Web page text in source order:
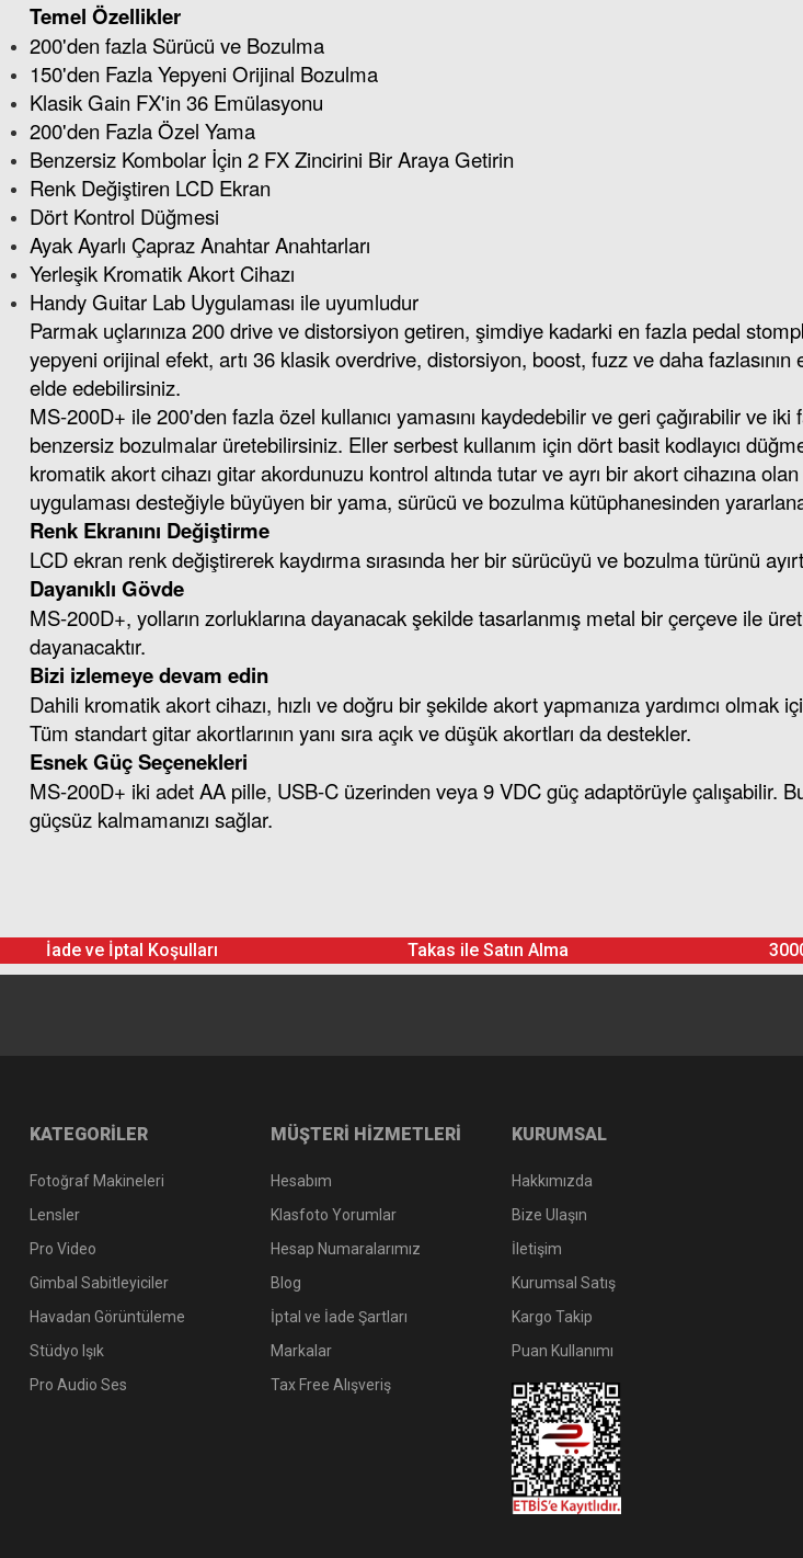
Temel Özellikler
200'den fazla Sürücü ve Bozulma
150'den Fazla Yepyeni Orijinal Bozulma
Klasik Gain FX'in 36 Emülasyonu
200'den Fazla Özel Yama
Benzersiz Kombolar İçin 2 FX Zincirini Bir Araya Getirin
Renk Değiştiren LCD Ekran
Dört Kontrol Düğmesi
Ayak Ayarlı Çapraz Anahtar Anahtarları
Yerleşik Kromatik Akort Cihazı
Handy Guitar Lab Uygulaması ile uyumludur
Parmak uçlarınıza 200 drive ve distorsiyon getiren, şimdiye kadarki en fazla pedal
yepyeni orijinal efekt, artı 36 klasik overdrive, distorsiyon, boost, fuzz ve daha
elde edebilirsiniz.
MS-200D+ ile 200'den fazla özel kullanıcı yamasını kaydedebilir ve geri çağırabilir ve
benzersiz bozulmalar üretebilirsiniz. Eller serbest kullanım için dört basit kodlayıcı
kromatik akort cihazı gitar akordunuzu kontrol altında tutar ve ayrı bir akort cihazına
uygulaması desteğiyle büyüyen bir yama, sürücü ve bozulma kütüphanesinden
Renk Ekranını Değiştirme
LCD ekran renk değiştirerek kaydırma sırasında her bir sürücüyü ve bozulma türünü
Dayanıklı Gövde
MS-200D+, yolların zorluklarına dayanacak şekilde tasarlanmış metal bir çerçeve ile
dayanacaktır.
Bizi izlemeye devam edin
Dahili kromatik akort cihazı, hızlı ve doğru bir şekilde akort yapmanıza yardımcı
Tüm standart gitar akortlarının yanı sıra açık ve düşük akortları da destekler.
Esnek Güç Seçenekleri
MS-200D+ iki adet AA pille, USB-C üzerinden veya 9 VDC güç adaptörüyle çalışabilir.
güçsüz kalmamanızı sağlar.
İade ve İptal Koşulları Takas ile Satın Alma
KATEGORİLER
Fotoğraf Makineleri
Lensler
Pro Video
Gimbal Sabitleyiciler
Havadan Görüntüleme
Stüdyo Işık
Pro Audio Ses
MÜŞTERİ HİZMETLERİ
Hesabım
Klasfoto Yorumlar
Hesap Numaralarımız
Blog
İptal ve İade Şartları
Markalar
Tax Free Alışveriş
KURUMSAL
Hakkımızda
Bize Ulaşın
İletişim
Kurumsal Satış
Kargo Takip
Puan Kullanımı